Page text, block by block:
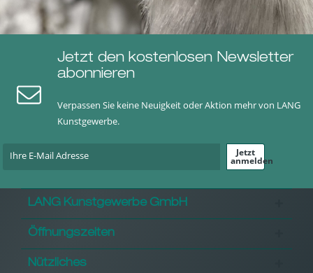
Jetzt den kostenlosen Newsletter
abonnieren
Verpassen Sie keine Neuigkeit oder Aktion mehr von LANG
Kunstgewerbe.
Jetzt
anmelden
LANG Kunstgewerbe GmbH
Öffnungszeiten
Nützliches